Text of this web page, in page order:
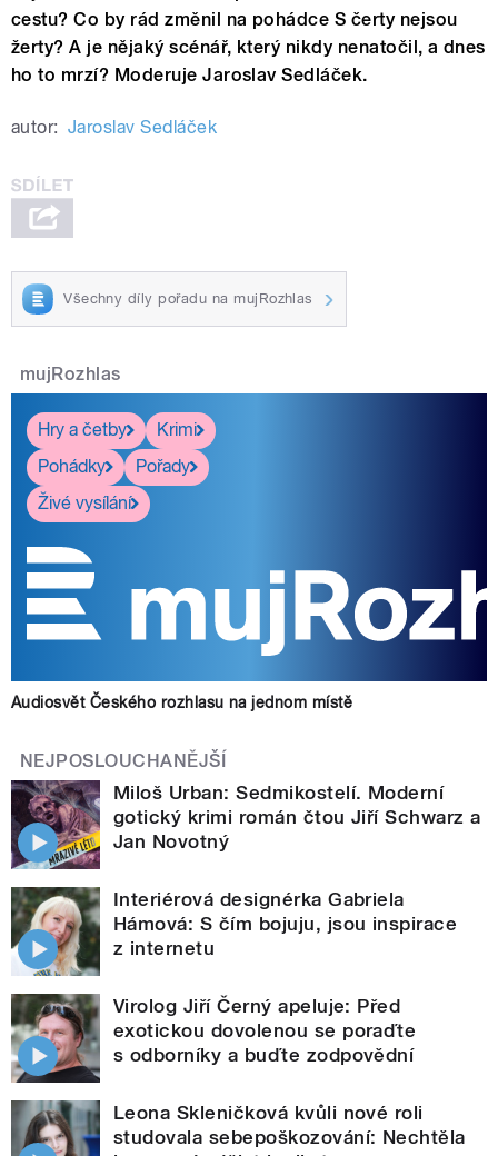
cestu? Co by rád změnil na pohádce S čerty nejsou
žerty? A je nějaký scénář, který nikdy nenatočil, a dnes
ho to mrzí? Moderuje Jaroslav Sedláček.
autor: Jaroslav Sedláček
Všechny díly pořadu na mujRozhlas
mujRozhlas
Hry a četby
Krimi
Pohádky
Pořady
Živé vysílání
Audiosvět Českého rozhlasu na jednom místě
NEJPOSLOUCHANĚJŠÍ
Miloš Urban: Sedmikostelí. Moderní
gotický krimi román čtou Jiří Schwarz a
Jan Novotný
Interiérová designérka Gabriela
Hámová: S čím bojuju, jsou inspirace
z internetu
Virolog Jiří Černý apeluje: Před
exotickou dovolenou se poraďte
s odborníky a buďte zodpovědní
Leona Skleničková kvůli nové roli
studovala sebepoškozování: Nechtěla